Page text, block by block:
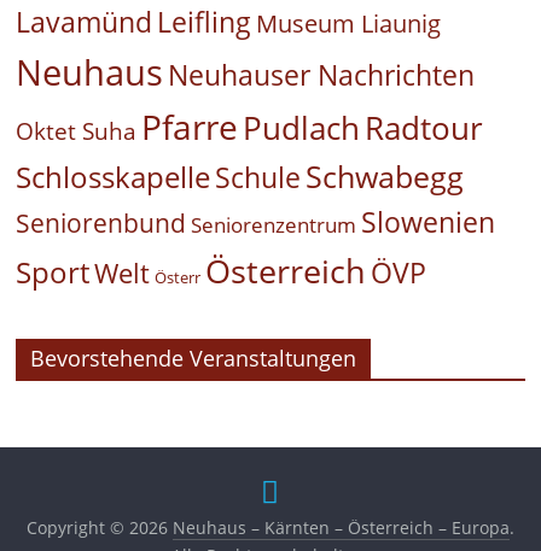
Lavamünd Leifling Museum Liaunig
Neuhaus Neuhauser Nachrichten
Oktet Suha PfarrePudlach Radtour
SchlosskapelleSchuleSchwabegg
Seniorenbund Seniorenzentrum Slowenien
SportWelt Österr Österreich ÖVP
Bevorstehende Veranstaltungen
Copyright © 2026 Neuhaus – Kärnten – Österreich – Europa.